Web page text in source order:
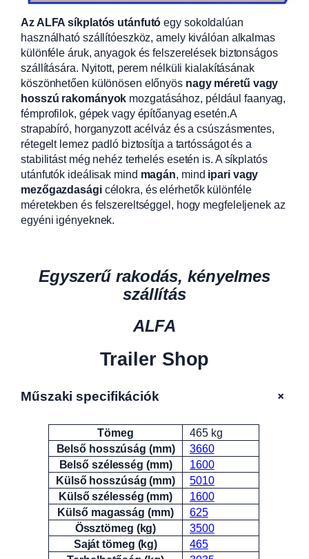
Az ALFA síkplatós utánfutó egy sokoldalúan
használható szállítóeszköz, amely kiválóan alkalmas
különféle áruk, anyagok és felszerelések biztonságos
szállítására. Nyitott, perem nélküli kialakításának
köszönhetően különösen előnyös nagy méretű vagy
hosszú rakományok mozgatásához, például faanyag,
fémprofilok, gépek vagy építőanyag esetén.A
strapabíró, horganyzott acélváz és a csúszásmentes,
rétegelt lemez padló biztosítja a tartósságot és a
stabilitást még nehéz terhelés esetén is. A síkplatós
utánfutók ideálisak mind magán, mind ipari vagy
mezőgazdaságicélokra, és elérhetők különféle
méretekben és felszereltséggel, hogy megfeleljenek az
egyéni igényeknek.
Egyszerű rakodás, kényelmes
szállítás
ALFA
Trailer Shop
Műszaki specifikációk +
Attribútumok Érték
Tömeg
465 kg
Belső hosszúság (mm)
3660
Belső szélesség (mm)
1600
Külső hosszúság (mm)
5010
Külső szélesség (mm)
1600
Külső magasság (mm)
625
Össztömeg (kg)
3500
Saját tömeg (kg)
465